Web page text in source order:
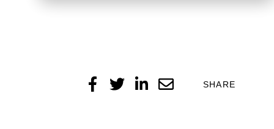
SHARE